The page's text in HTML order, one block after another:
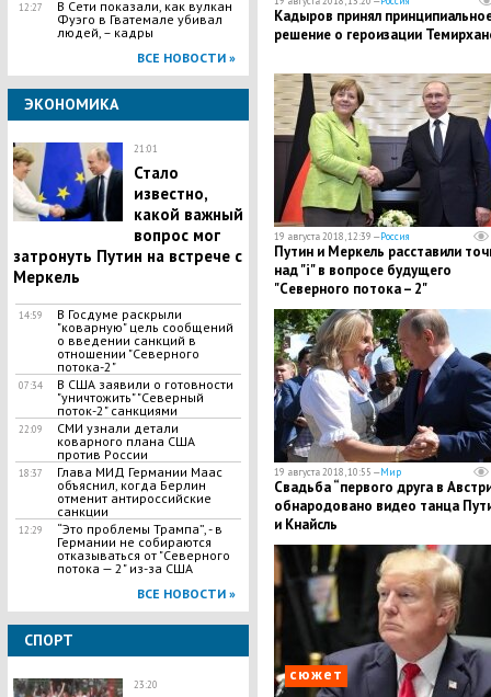
12:27
В Сети показали, как вулкан
Фуэго в Гватемале убивал
людей, – кадры
ВСЕ НОВОСТИ »
ЭКОНОМИКА
21:01
Стало
известно,
какой важный
вопрос мог
затронуть Путин на встрече с
Меркель
14:59
В Госдуме раскрыли
"коварную" цель сообщений
о введении санкций в
отношении "Северного
потока-2"
07:34
В США заявили о готовности
"уничтожить" "Северный
поток-2" санкциями
22:09
СМИ узнали детали
коварного плана США
против России
18:37
Глава МИД Германии Маас
объяснил, когда Берлин
отменит антироссийские
санкции
12:29
“Это проблемы Трампа”, - в
Германии не собираются
отказываться от "Северного
потока — 2" из-за США
ВСЕ НОВОСТИ »
СПОРТ
23:20
Кадыров принял
решение о героизации
19 августа 2018, 12:39 —Россия
Путин и Меркель расставили
над "i" в вопросе будущего
"Северного потока – 2"
19 августа 2018, 10:55 —Мир
Свадьба “первого друга в
обнародовано видео танца
и Кнайсль
сюжет